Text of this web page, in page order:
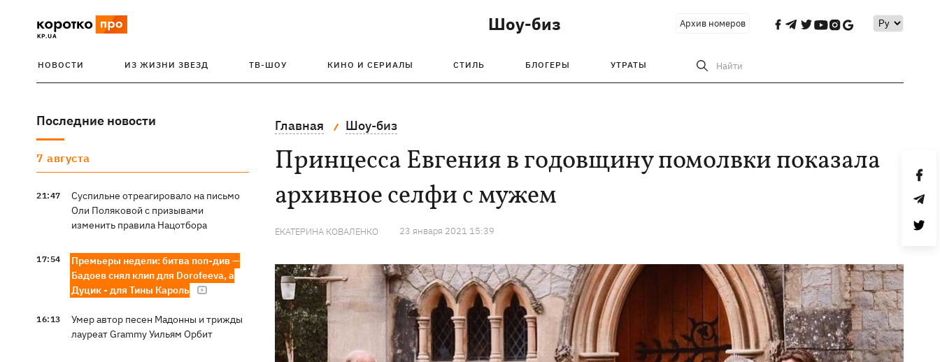
Шоу-биз Архив номеров
НОВОСТИ ИЗ ЖИЗНИ ЗВЕЗД ТВ-ШОУ КИНО И СЕРИАЛЫ СТИЛЬ БЛОГЕРЫ УТРАТЫ Найти
Последние новости
7 августа
21:47
Суспильне отреагировало на письмо
Оли Поляковой с призывами
изменить правила Нацотбора
17:54
Премьеры недели: битва поп-див —
Бадоев снял клип для Dorofeeva, а
Дуцик - для Тины Кароль
16:13
Умер автор песен Мадонны и трижды
лауреат Grammy Уильям Орбит
Главная Шоу-биз
Принцесса Евгения в годовщину помолвки показала
архивное селфи с мужем
ЕКАТЕРИНА КОВАЛЕНКО 23 января 2021 15:39